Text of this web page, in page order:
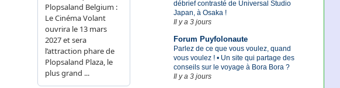
débrief contrasté de Universal Studio
Japan, à Osaka !
Il y a 3 jours
Forum Puyfolonaute
Parlez de ce que vous voulez, quand
vous voulez ! • Un site qui partage des
conseils sur le voyage à Bora Bora ?
Il y a 3 jours